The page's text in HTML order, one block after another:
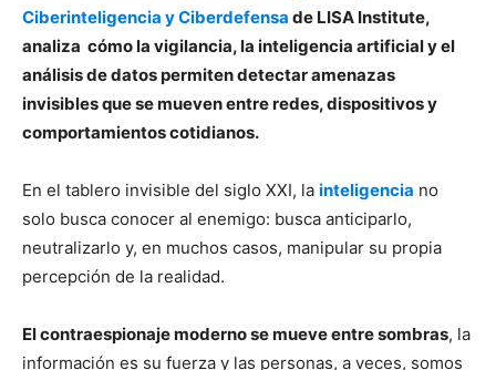
Ciberinteligencia y Ciberdefensa de LISA Institute,
analiza cómo la vigilancia, la inteligencia artificial y el
análisis de datos permiten detectar amenazas
invisibles que se mueven entre redes, dispositivos y
comportamientos cotidianos.
En el tablero invisible del siglo XXI, la inteligencia no
solo busca conocer al enemigo: busca anticiparlo,
neutralizarlo y, en muchos casos, manipular su propia
percepción de la realidad.
El contraespionaje moderno se mueve entre sombras, la
información es su fuerza y las personas, a veces, somos